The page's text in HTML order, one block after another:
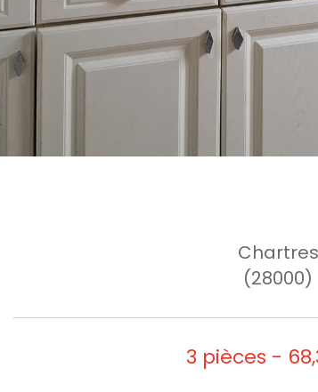
Chartres
(28000)
3 pièces -